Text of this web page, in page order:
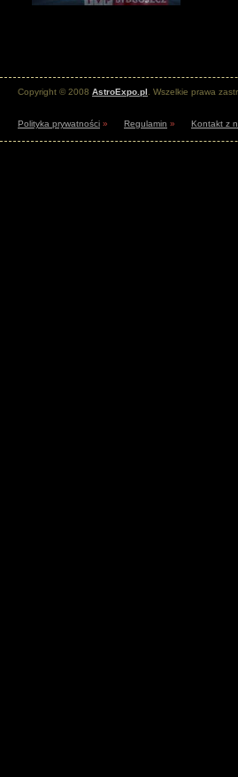
Copyright © 2008 AstroExpo.pl . Wszelkie prawa
Polityka prywatności » Regulamin » Kontakt z